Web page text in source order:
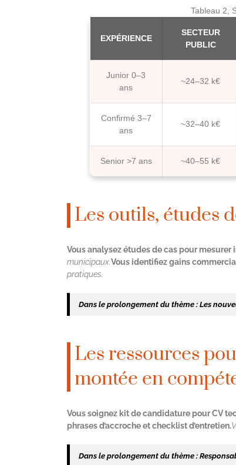
Tableau 2,
EXPÉRIENCE
SECTEUR
PUBLIC
Junior 0–3
ans
~24–32 k€
Confirmé 3–7
ans
~32–40 k€
Senior >7 ans ~40–55 k€
Les outils, études
Vous analysez études de cas pour mesurer
municipaux.Vous identifiez gains
pratiques.
Dans le prolongement du thème : Les
Les ressources
montée en
Vous soignez kit de candidature pour CV
phrases d’accroche et checklist d’entretien.
Dans le prolongement du thème :